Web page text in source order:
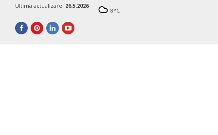
Ultima actualizare: 26.5.2026
8°C